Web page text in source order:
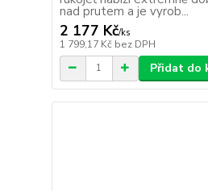
nad prutem a je vyrob...
2 177 Kč/ks
1 799,17 Kč bez DPH
Přidat do